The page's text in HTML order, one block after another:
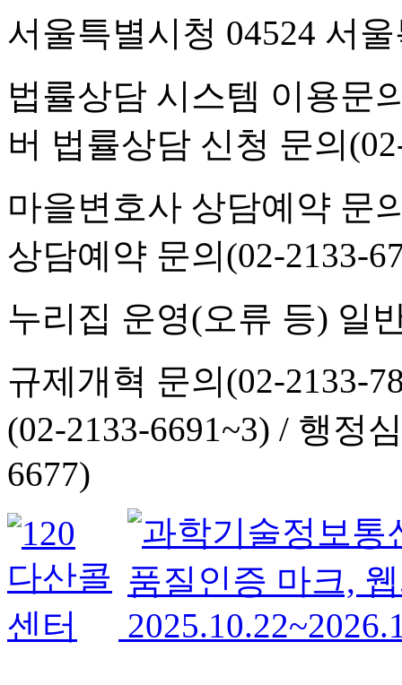
서울특별시청 04524 서
법률상담 시스템 이용문
버 법률상담 신청 문의
마을변호사 상담예약 문
상담예약 문의(02-2133-
누리집 운영(오류 등) 일
규제개혁 문의(02-2133-
(02-2133-6691~3) / 행정
6677)